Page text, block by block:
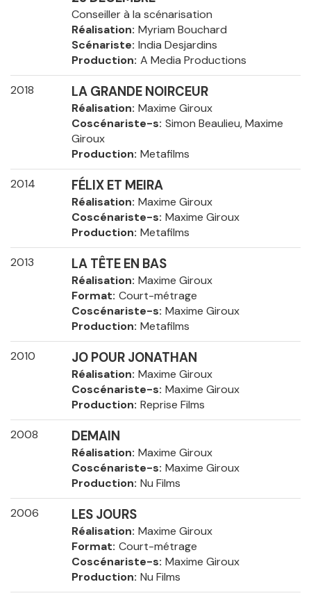
Conseiller à la scénarisation
Réalisation Myriam Bouchard
Scénariste India Desjardins
Production A Media Productions
2018 LA GRANDE NOIRCEUR
Réalisation Maxime Giroux
Coscénariste-s Simon Beaulieu, Maxime
Giroux
Production Metafilms
2014 FÉLIX ET MEIRA
Réalisation Maxime Giroux
Coscénariste-s Maxime Giroux
Production Metafilms
2013 LA TÊTE EN BAS
Réalisation Maxime Giroux
Format Court-métrage
Coscénariste-s Maxime Giroux
Production Metafilms
2010 JO POUR JONATHAN
Réalisation Maxime Giroux
Coscénariste-s Maxime Giroux
Production Reprise Films
2008 DEMAIN
Réalisation Maxime Giroux
Coscénariste-s Maxime Giroux
Production Nu Films
2006 LES JOURS
Réalisation Maxime Giroux
Format Court-métrage
Coscénariste-s Maxime Giroux
Production Nu Films